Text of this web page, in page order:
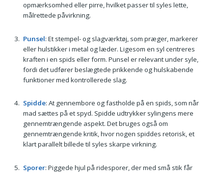
opmærksomhed eller pirre, hvilket passer til syles lette,
målrettede påvirkning.
Punsel: Et stempel- og slagværktøj, som præger, markerer
eller hulstikker i metal og læder. Ligesom en syl centreres
kraften i en spids eller form. Punsel er relevant under syle,
fordi det udfører beslægtede prikkende og hulskabende
funktioner med kontrollerede slag.
Spidde: At gennembore og fastholde på en spids, som når
mad sættes på et spyd. Spidde udtrykker sylingens mere
gennemtrængende aspekt. Det bruges også om
gennemtrængende kritik, hvor nogen spiddes retorisk, et
klart parallelt billede til syles skarpe virkning.
Sporer: Piggede hjul på ridesporer, der med små stik får